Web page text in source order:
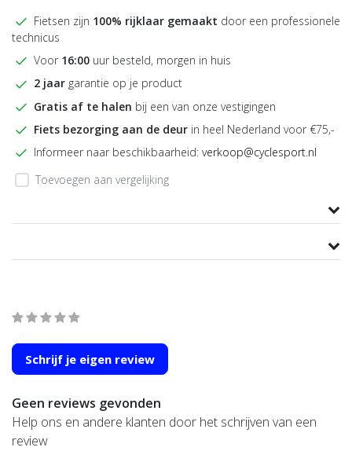
Fietsen zijn 100% rijklaar gemaakt door een professionele
technicus
Voor 16:00 uur besteld, morgen in huis
2 jaar garantie op je product
Gratis af te halen bij een van onze vestigingen
Fiets bezorging aan de deur in heel Nederland voor €75,-
Informeer naar beschikbaarheid: verkoop@cyclesport.nl
Toevoegen aan vergelijking
Schrijf je eigen review
Geen reviews gevonden
Help ons en andere klanten door het schrijven van een
review